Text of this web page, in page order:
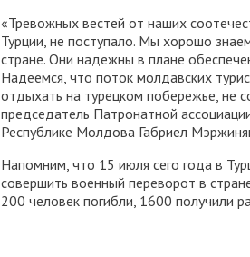
«Тревожных вестей от наших
Турции, не поступало. Мы хорошо
стране. Они надежны в плане
Надеемся, что поток молдавских
отдыхать на турецком побережье, не
председатель Патронатной
Республике Молдова Габриел
Напомним, что 15 июля сего года в
совершить военный переворот в
200 человек погибли, 1600 получили